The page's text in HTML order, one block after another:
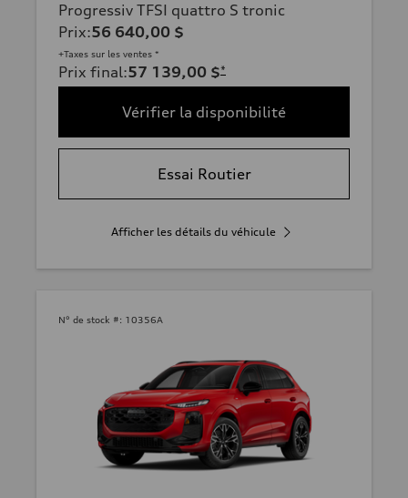
Progressiv TFSI quattro S tronic
Prix:56 640,00 $
+Taxes sur les ventes *
Prix final:57 139,00 $*
Vérifier la disponibilité
Essai Routier
Afficher les détails du véhicule
N° de stock #: 10356A